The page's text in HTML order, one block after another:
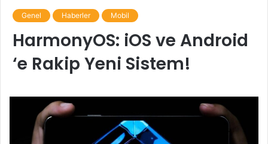
Genel Haberler Mobil
HarmonyOS: iOS ve Android
‘e Rakip Yeni Sistem!